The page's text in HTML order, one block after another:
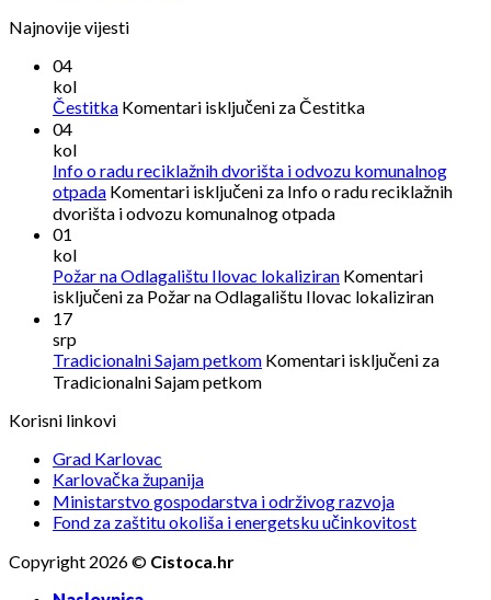
Najnovije vijesti
04
kol
Čestitka Komentari isključeni za Čestitka
04
kol
Info o radu reciklažnih dvorišta i odvozu komunalnog
otpada Komentari isključeni za Info o radu reciklažnih
dvorišta i odvozu komunalnog otpada
01
kol
Požar na Odlagalištu Ilovac lokaliziran Komentari
isključeni za Požar na Odlagalištu Ilovac lokaliziran
17
srp
Tradicionalni Sajam petkom Komentari isključeni za
Tradicionalni Sajam petkom
Korisni linkovi
Grad Karlovac
Karlovačka županija
Ministarstvo gospodarstva i održivog razvoja
Fond za zaštitu okoliša i energetsku učinkovitost
Copyright 2026 © Cistoca.hr